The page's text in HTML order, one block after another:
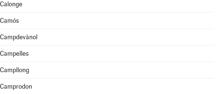
Calonge
Camós
Campdevànol
Campelles
Campllong
Camprodon